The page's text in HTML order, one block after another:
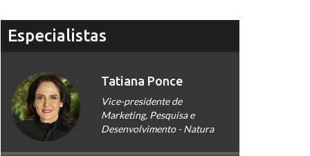
Especialistas
Tatiana Ponce
Vice-presidente de
Marketing, Pesquisa e
Desenvolvimento - Natura